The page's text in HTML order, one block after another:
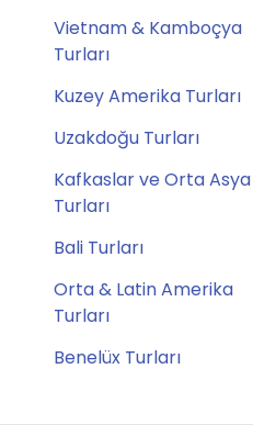
Vietnam & Kamboçya
Turları
Kuzey Amerika Turları
Uzakdoğu Turları
Kafkaslar ve Orta Asya
Turları
Bali Turları
Orta & Latin Amerika
Turları
Benelüx Turları